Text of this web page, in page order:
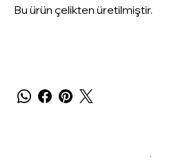
Bu ürün çelikten üretilmiştir.